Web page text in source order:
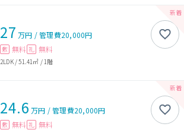
27 万円 /管理費20,000円
敷 無料 礼 無料
2LDK/51.41㎡ / 1階
24.6 万円 /管理費20,000円
敷 無料 礼 無料